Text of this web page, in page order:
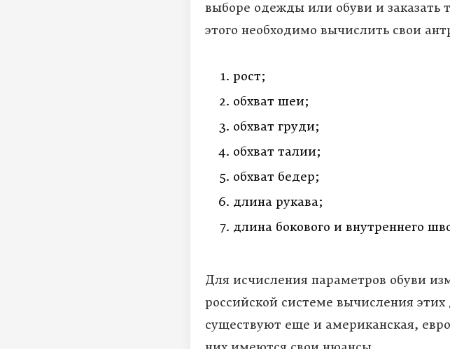
выборе одежды или обуви и заказать
этого необходимо вычислить свои
рост;
обхват шеи;
обхват груди;
обхват талии;
обхват бедер;
длина рукава;
длина бокового и внутреннего
Для исчисления параметров обуви
российской системе вычисления
существуют еще и американская,